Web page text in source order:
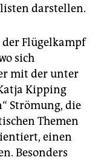
darstellen.
Flügelkampf
sich
mit der unter
Kipping
Strömung, die
Themen
einen
Besonders